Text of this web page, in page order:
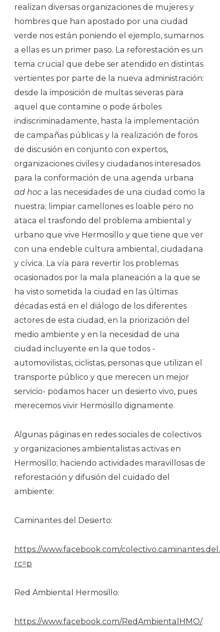
realizan diversas organizaciones de mujeres y
hombres que han apostado por una ciudad
verde nos están poniendo el ejemplo, sumarnos
a ellas es un primer paso. La reforestación es un
tema crucial que debe ser atendido en distintas
vertientes por parte de la nueva administración:
desde la imposición de multas severas para
aquel que contamine o pode árboles
indiscriminadamente, hasta la implementación
de campañas públicas y la realización de foros
de discusión en conjunto con expertos,
organizaciones civiles y ciudadanos interesados
para la conformación de una agenda urbana
ad hoc a las necesidades de una ciudad como la
nuestra; limpiar camellones es loable pero no
ataca el trasfondo del problema ambiental y
urbano que vive Hermosillo y que tiene que ver
con una endeble cultura ambiental, ciudadana
y cívica. La vía para revertir los problemas
ocasionados por la mala planeación a la que se
ha visto sometida la ciudad en las últimas
décadas está en el diálogo de los diferentes
actores de esta ciudad, en la priorización del
medio ambiente y en la necesidad de una
ciudad incluyente en la que todos -
automovilistas, ciclistas, personas que utilizan el
transporte público y que merecen un mejor
servicio- podamos hacer un desierto vivo, pues
merecemos vivir Hermosillo dignamente.
Algunas páginas en redes sociales de colectivos
y organizaciones ambientalistas activas en
Hermosillo; haciendo actividades maravillosas de
reforestación y difusión del cuidado del
ambiente:
Caminantes del Desierto:
https://www.facebook.com/
rc=p
Red Ambiental Hermosillo:
https://www.facebook.com/RedAmbientalHMO/